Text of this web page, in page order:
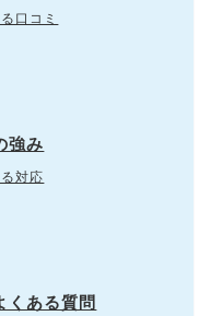
口コミ
強み
対応
くある質問